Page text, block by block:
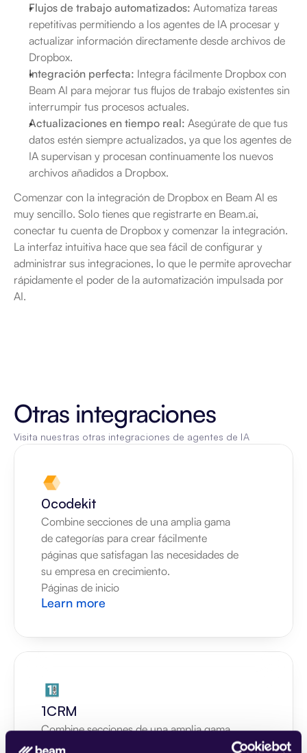
Flujos de trabajo automatizados: Automatiza tareas
repetitivas permitiendo a los agentes de IA procesar y
actualizar información directamente desde archivos de
Dropbox.
Integración perfecta: Integra fácilmente Dropbox con
Beam AI para mejorar tus flujos de trabajo existentes sin
interrumpir tus procesos actuales.
Actualizaciones en tiempo real: Asegúrate de que tus
datos estén siempre actualizados, ya que los agentes de
IA supervisan y procesan continuamente los nuevos
archivos añadidos a Dropbox.
Comenzar con la integración de Dropbox en Beam AI es
muy sencillo. Solo tienes que registrarte en Beam.ai,
conectar tu cuenta de Dropbox y comenzar la integración.
La interfaz intuitiva hace que sea fácil de configurar y
administrar sus integraciones, lo que le permite aprovechar
rápidamente el poder de la automatización impulsada por
AI.
Otras integraciones
Visita nuestras otras integraciones de agentes de IA
0codekit
Combine secciones de una amplia gama
de categorías para crear fácilmente
páginas que satisfagan las necesidades de
su empresa en crecimiento.
Páginas de inicio
Learn more
1CRM
Combine secciones de una amplia gama
de categorías para crear fácilmente